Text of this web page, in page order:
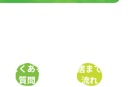
よくある
質問
入居までの
流れ